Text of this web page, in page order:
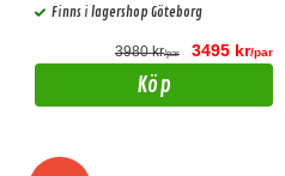
Finns i lagershop Göteborg
3980 kr/par 3495 kr/par
Köp